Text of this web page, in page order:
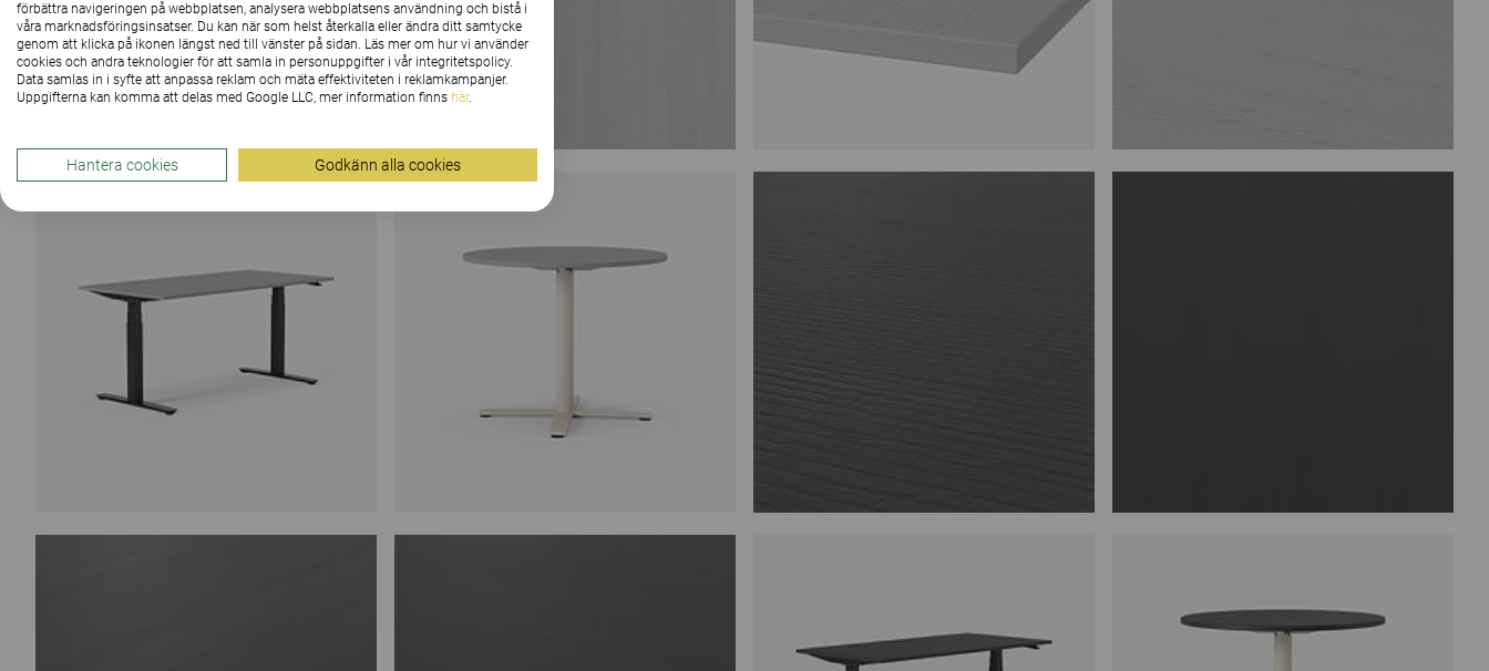
förbättra navigeringen på webbplatsen, analysera webbplatsens användning och bistå i
våra marknadsföringsinsatser. Du kan när som helst återkalla eller ändra ditt samtycke
genom att klicka på ikonen längst ned till vänster på sidan. Läs mer om hur vi använder
cookies och andra teknologier för att samla in personuppgifter i vår integritetspolicy.
Data samlas in i syfte att anpassa reklam och mäta effektiviteten i reklamkampanjer.
Uppgifterna kan komma att delas med Google LLC, mer information finns här.
Hantera cookies Godkänn alla cookies